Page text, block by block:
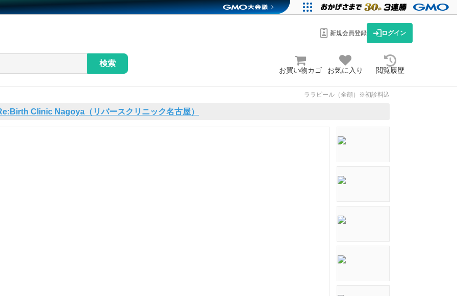
新規会員登録 ログイン
検索
お買い物カゴ お気に入り 閲覧履歴
ララピール（全顔）※初診料込
Clinic Nagoya（リバースクリニック名古屋）